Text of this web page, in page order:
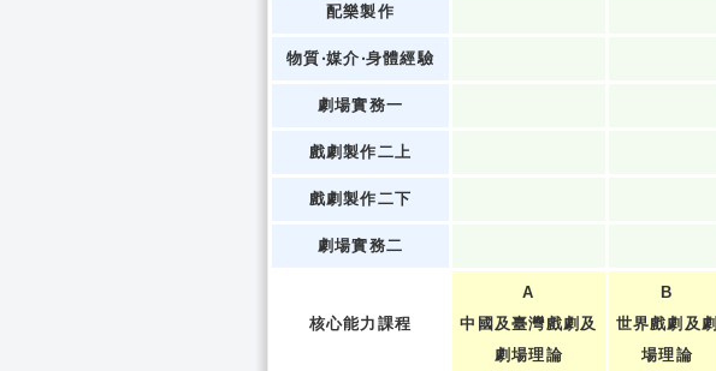
配樂製作
物質‧媒介‧身體經驗
劇場實務一
戲劇製作二上
戲劇製作二下
劇場實務二
核心能力課程
A
中國及臺灣戲劇及
劇場理論
B
世界戲劇及劇
場理論